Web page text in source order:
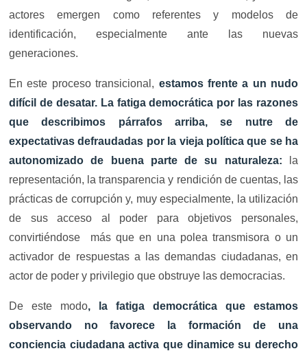
actores emergen como referentes y modelos de
identificación, especialmente ante las nuevas
generaciones.
En este proceso transicional, estamos frente a un nudo
difícil de desatar. La fatiga democrática por las razones
que describimos párrafos arriba, se nutre de
expectativas defraudadas por la vieja política que se ha
autonomizado de buena parte de su naturaleza: la
representación, la transparencia y rendición de cuentas, las
prácticas de corrupción y, muy especialmente, la utilización
de sus acceso al poder para objetivos personales,
convirtiéndose más que en una polea transmisora o un
activador de respuestas a las demandas ciudadanas, en
actor de poder y privilegio que obstruye las democracias.
De este modo, la fatiga democrática que estamos
observando no favorece la formación de una
conciencia ciudadana activa que dinamice su derecho